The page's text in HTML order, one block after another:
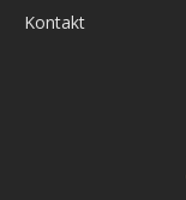
Kontakt